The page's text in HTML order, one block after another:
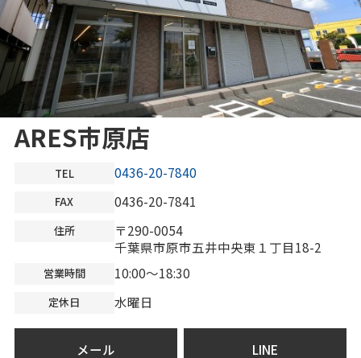
ARES市原店
TEL 0436-20-7840
FAX 0436-20-7841
住所
〒290-0054
千葉県市原市五井中央東１丁目18-2
営業時間 10:00～18:30
定休日 水曜日
メール LINE